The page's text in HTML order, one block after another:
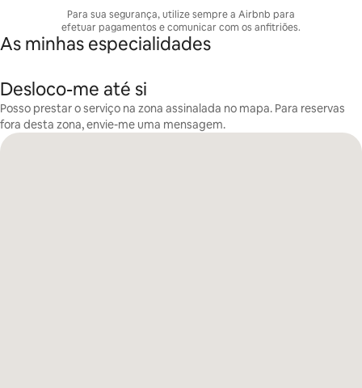
Para sua segurança, utilize sempre a Airbnb para
efetuar pagamentos e comunicar com os anfitriões.
As minhas especialidades
Desloco-me até si
Posso prestar o serviço na zona assinalada no mapa. Para reservas
fora desta zona, envie-me uma mensagem.